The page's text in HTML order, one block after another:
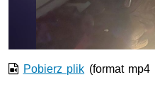
Pobierz plik (format